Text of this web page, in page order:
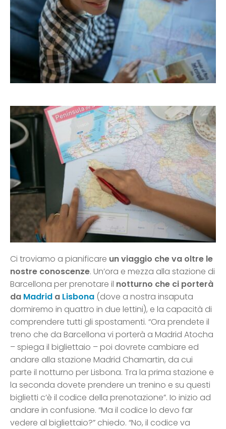
Ci troviamo a pianificare un viaggio che va oltre le
nostre conoscenze. Un’ora e mezza alla stazione di
Barcellona per prenotare il notturno che ci porterà
da Madrid a Lisbona (dove a nostra insaputa
dormiremo in quattro in due lettini), e la capacità di
comprendere tutti gli spostamenti. “Ora prendete il
treno che da Barcellona vi porterà a Madrid Atocha
– spiega il bigliettaio – poi dovrete cambiare ed
andare alla stazione Madrid Chamartin, da cui
parte il notturno per Lisbona. Tra la prima stazione e
la seconda dovete prendere un trenino e su questi
biglietti c’è il codice della prenotazione”. Io inizio ad
andare in confusione. “Ma il codice lo devo far
vedere al bigliettaio?” chiedo. “No, il codice va